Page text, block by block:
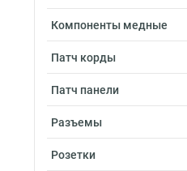
Компоненты медные
Патч корды
Патч панели
Разъемы
Розетки